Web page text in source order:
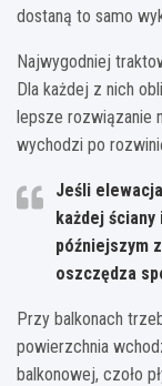
dostaną to samo
Najwygodniej
Dla każdej z nich
lepsze rozwiązanie
wychodzi po
Jeśli
każdej ściany
późniejszym
oszczędza
Przy balkonach
powierzchnia
balkonowej, czoło